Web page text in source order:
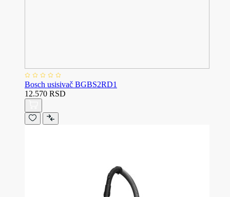
Bosch usisivač BGBS2RD1
12.570 RSD